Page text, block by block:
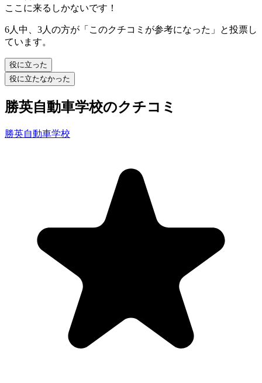
ここに来るしかないです！
6人中、3人の方が「このクチコミが参考になった」と投票し
ています。
役に立った
役に立たなかった
勝英自動車学校のクチコミ
勝英自動車学校